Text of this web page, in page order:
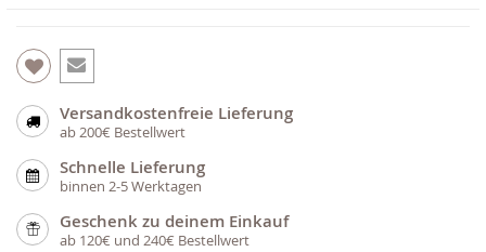
Versandkostenfreie Lieferung
ab 200€ Bestellwert
Schnelle Lieferung
binnen 2-5 Werktagen
Geschenk zu deinem Einkauf
ab 120€ und 240€ Bestellwert